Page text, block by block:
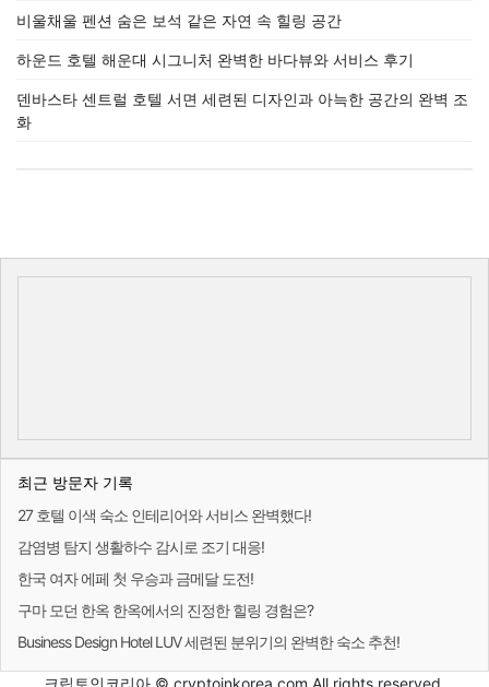
비울채울 펜션 숨은 보석 같은 자연 속 힐링 공간
하운드 호텔 해운대 시그니처 완벽한 바다뷰와 서비스 후기
덴바스타 센트럴 호텔 서면 세련된 디자인과 아늑한 공간의 완벽 조
화
최근 방문자 기록
27 호텔 이색 숙소 인테리어와 서비스 완벽했다!
감염병 탐지 생활하수 감시로 조기 대응!
한국 여자 에페 첫 우승과 금메달 도전!
구마 모던 한옥 한옥에서의 진정한 힐링 경험은?
Business Design Hotel LUV 세련된 분위기의 완벽한 숙소 추천!
크립토인코리아 © cryptoinkorea.com All rights reserved.